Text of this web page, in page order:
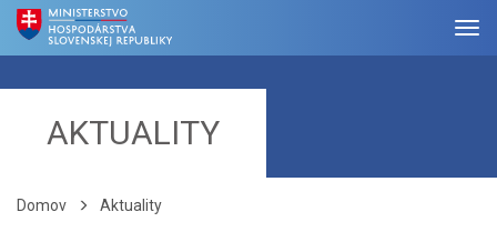
AKTUALITY
Domov Aktuality